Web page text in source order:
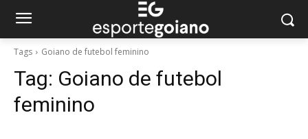
Tags Goiano de futebol feminino
Tag: Goiano de futebol
feminino